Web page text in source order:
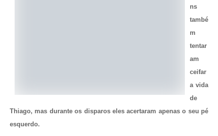
ns
també
m
tentar
am
ceifar
a vida
de
Thiago, mas durante os disparos eles acertaram apenas o seu pé
esquerdo.